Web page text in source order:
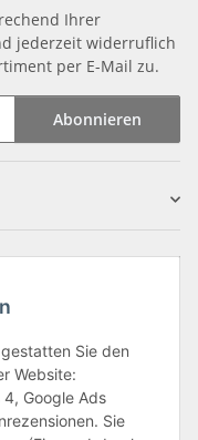
Sie den
Website:
Google Ads
Sie
Ihrer
jederzeit widerruflich
per E-Mail zu.
Abonnieren